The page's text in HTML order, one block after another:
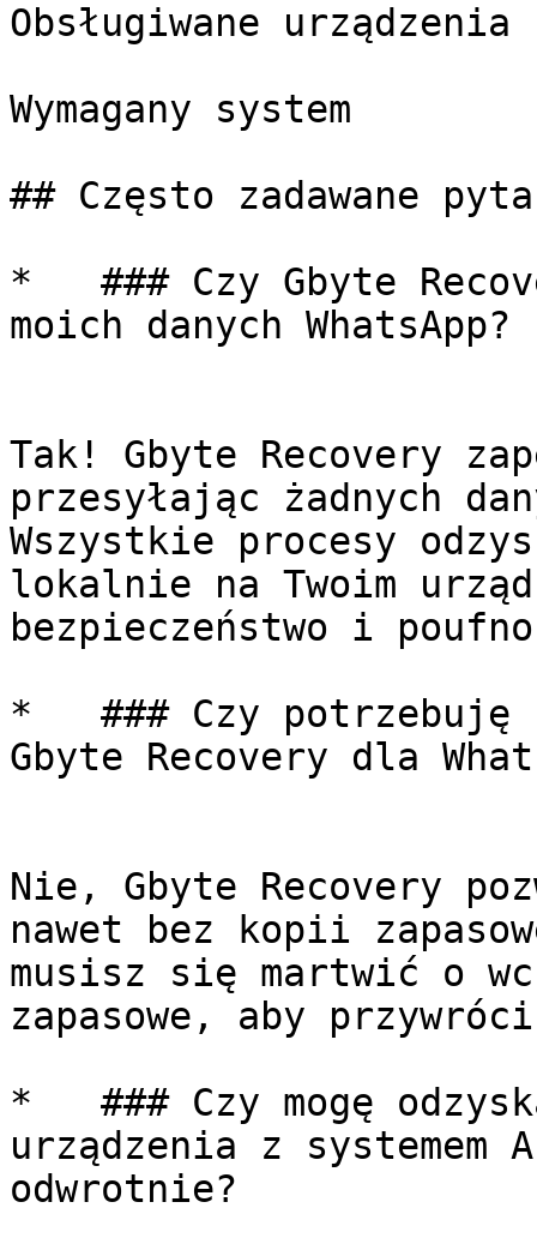
Obsługiwane urządzenia
Wymagany system
## Często zadawane
*   ### Czy Gbyte
moich danych WhatsApp?
Tak! Gbyte Recovery
przesyłając żadnych
Wszystkie procesy
lokalnie na Twoim
bezpieczeństwo i
*   ### Czy potrzebuję
Gbyte Recovery dla
Nie, Gbyte Recovery
nawet bez kopii
musisz się martwić o
zapasowe, aby
*   ### Czy mogę
urządzenia z systemem
odwrotnie?